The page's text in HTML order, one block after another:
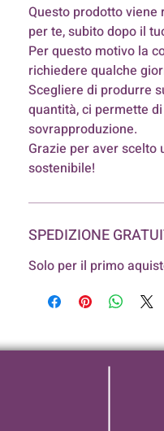
Questo prodotto
per te, subito dopo il
Per questo motivo la
richiedere qualche
Scegliere di produrre
quantità, ci permette
sovrapproduzione.
Grazie per aver scelto
sostenibile!
SPEDIZIONE
Solo per il primo